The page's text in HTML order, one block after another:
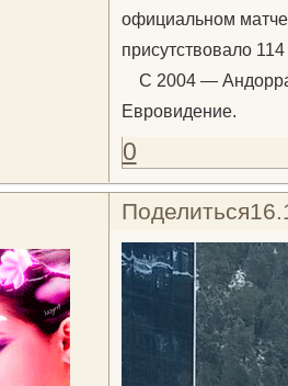
официальном
присутствовало 114
С 2004 — Андорра
Евровидение.
0
Поделиться